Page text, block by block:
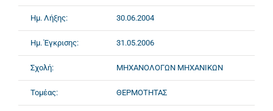
Ημ. Λήξης: 30.06.2004
Ημ. Έγκρισης: 31.05.2006
Σχολή: ΜΗΧΑΝΟΛΟΓΩΝ ΜΗΧΑΝΙΚΩΝ
Τομέας: ΘΕΡΜΟΤΗΤΑΣ